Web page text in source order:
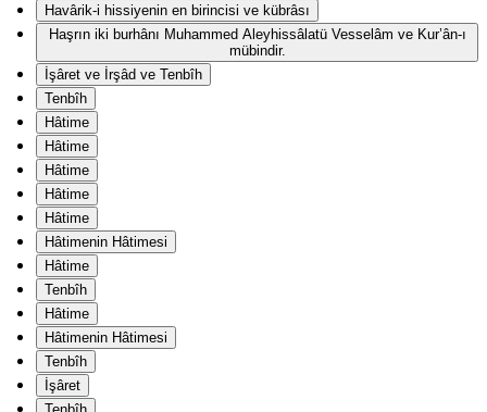
Havârik-i hissiyenin en birincisi ve kübrâsı
Haşrın iki burhânı Muhammed Aleyhissâlatü Vesselâm ve Kur’ân-ı
mübindir.
İşâret ve İrşâd ve Tenbîh
Tenbîh
Hâtime
Hâtime
Hâtime
Hâtime
Hâtime
Hâtimenin Hâtimesi
Hâtime
Tenbîh
Hâtime
Hâtimenin Hâtimesi
Tenbîh
İşâret